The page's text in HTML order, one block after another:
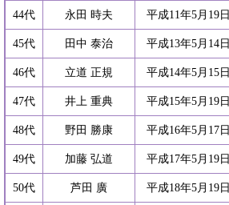
44代 永田 時夫 平成11年5月19日
45代 田中 泰治 平成13年5月14日
46代 立道 正規 平成14年5月15日
47代 井上 重典 平成15年5月19日
48代 野田 勝康 平成16年5月17日
49代 加藤 弘道 平成17年5月19日
50代 芦田 廣 平成18年5月19日